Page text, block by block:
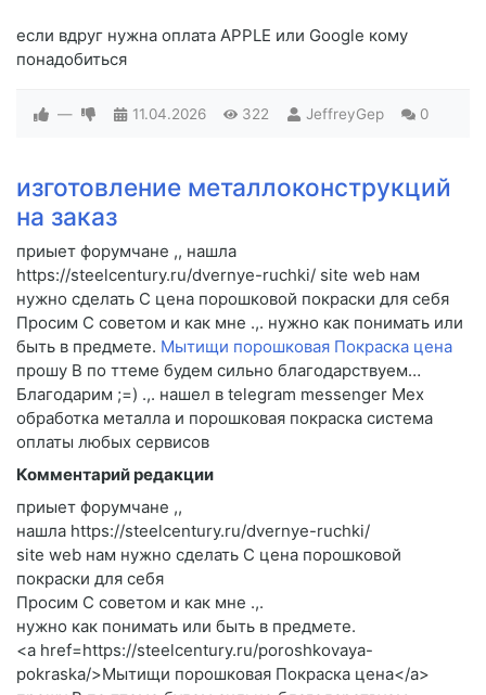
если вдруг нужна оплата APPLE или Google кому
понадобиться
— 11.04.2026 322 JeffreyGep 0
изготовление металлоконструкций
на заказ
приыет форумчане ,, нашла
https://steelcentury.ru/dvernye-ruchki/ site web нам
нужно сделать C цена порошковой покраски для себя
Просим C советом и как мне .,. нужно как понимать или
быть в предмете. Мытищи порошковая Покраска цена
прошу B по ттеме будем сильно благодарствуем…
Благодарим ;=) .,. нашел в telegram messenger Мех
обработка металла и порошковая покраска система
оплаты любых сервисов
Комментарий редакции
приыет форумчане ,,
нашла https://steelcentury.ru/dvernye-ruchki/
site web нам нужно сделать C цена порошковой
покраски для себя
Просим C советом и как мне .,.
нужно как понимать или быть в предмете.
<a href=https://steelcentury.ru/poroshkovaya-
pokraska/>Мытищи порошковая Покраска цена</a>